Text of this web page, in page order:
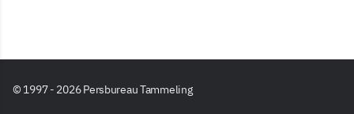
© 1997 - 2026 Persbureau Tammeling